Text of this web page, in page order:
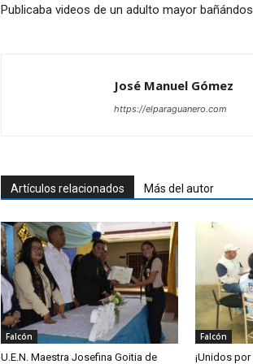
Publicaba videos de un adulto mayor
José Manuel Gómez
https://elparaguanero.com
Artículos relacionados Más del autor
Falcón
U.E.N. Maestra Josefina Goitia de
Falcón
¡Unidos